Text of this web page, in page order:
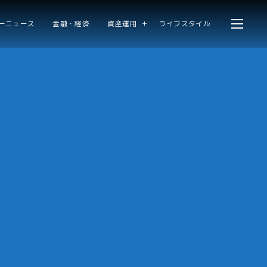
ニュース 金融・経済 資産運用 ライフスタイル